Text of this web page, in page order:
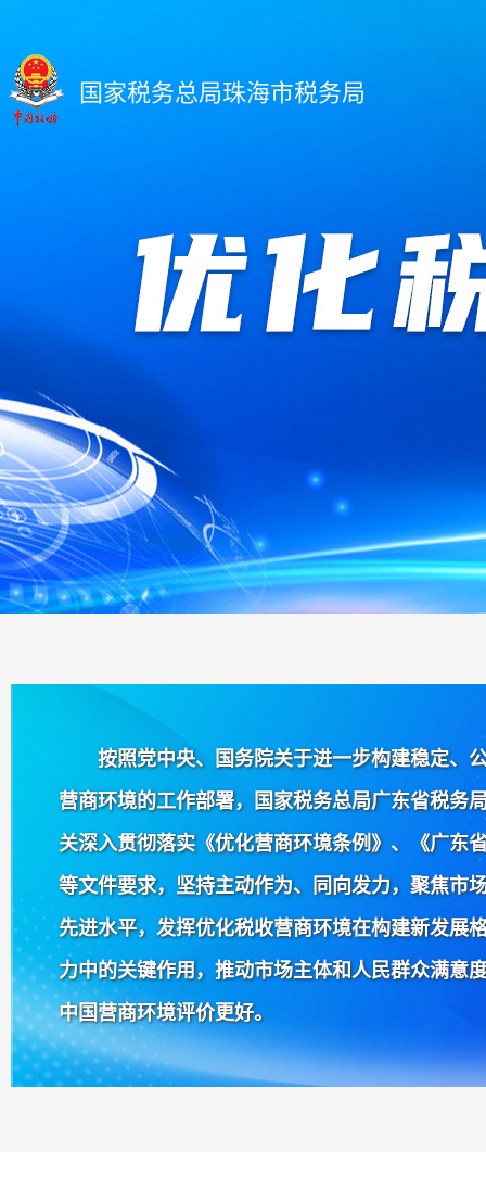
国家税务总局珠海市税务局
按照党中央、国务院关于进一步构建稳定、
营商环境的工作部署，国家税务总局广东省税务
关深入贯彻落实《优化营商环境条例》、《广东
等文件要求，坚持主动作为、同向发力，聚焦市
先进水平，发挥优化税收营商环境在构建新发展
力中的关键作用，推动市场主体和人民群众满意
中国营商环境评价更好。